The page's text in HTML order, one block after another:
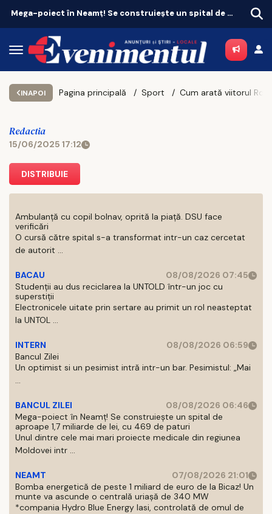
Mega-poiect în Neamț! Se construiește un spital de aproape 1,7 miliarde de lei, cu 469 de paturi
INAPOI Pagina principală Sport
Redactia
15/06/2025 17:12
DISTRIBUIE
Ambulanță cu copil bolnav, oprită la piață. DSU face
verificări
O cursă către spital s-a transformat intr-un caz cercetat
de autorit ...
BACAU
08/08/2026 07:45
Studenții au dus reciclarea la UNTOLD într-un joc cu
superstiții
Electronicele uitate prin sertare au primit un rol neasteptat
la UNTOL ...
INTERN
08/08/2026 06:59
Bancul Zilei
Un optimist si un pesimist intră intr-un bar. Pesimistul: „Mai
...
BANCUL ZILEI
08/08/2026 06:46
Mega-poiect în Neamț! Se construiește un spital de
aproape 1,7 miliarde de lei, cu 469 de paturi
Unul dintre cele mai mari proiecte medicale din regiunea
Moldovei intr ...
NEAMT
07/08/2026 21:01
Bomba energetică de peste 1 miliard de euro de la Bicaz! Un
munte va ascunde o centrală uriașă de 340 MW
*compania Hydro Blue Energy Iasi, controlată de omul de